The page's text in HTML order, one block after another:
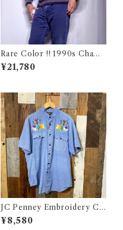
Rare Color !! 1990s Champ
ion Reverse Weave Charco
al Gray Size M / チャンピオ
¥21,780
JC Penney Embroidery Ch
ambray Shirt / ジェイシーペ
ニー 刺繍入り シャンブレー シ
¥8,580